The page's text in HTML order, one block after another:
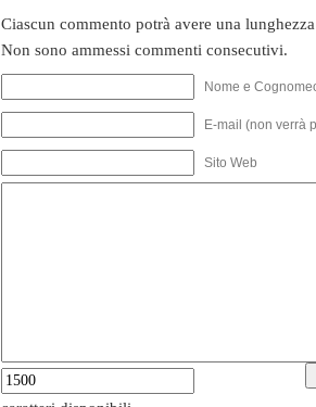
Ciascun commento potrà avere una
Non sono ammessi commenti consecutivi.
Nome e
E-mail (non verrà
Sito Web